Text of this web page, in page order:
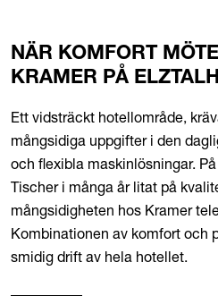
NÄR KOMFORT
KRAMER PÅ
Ett vidsträckt hotellområde,
mångsidiga uppgifter i den
och flexibla maskinlösningar.
Tischer i många år litat på
mångsidigheten hos Kramer
Kombinationen av komfort och
smidig drift av hela hotellet.